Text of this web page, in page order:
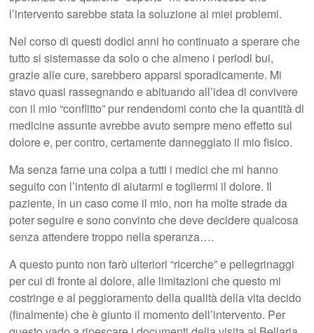
l’intervento sarebbe stata la soluzione ai miei problemi.
Nel corso di questi dodici anni ho continuato a sperare che
tutto si sistemasse da solo o che almeno i periodi bui,
grazie alle cure, sarebbero apparsi sporadicamente. Mi
stavo quasi rassegnando e abituando all’idea di convivere
con il mio “conflitto” pur rendendomi conto che la quantità di
medicine assunte avrebbe avuto sempre meno effetto sul
dolore e, per contro, certamente danneggiato il mio fisico.
Ma senza farne una colpa a tutti i medici che mi hanno
seguito con l’intento di aiutarmi e togliermi il dolore. Il
paziente, in un caso come il mio, non ha molte strade da
poter seguire e sono convinto che deve decidere qualcosa
senza attendere troppo nella speranza….
A questo punto non farò ulteriori “ricerche” e pellegrinaggi
per cui di fronte al dolore, alle limitazioni che questo mi
costringe e al peggioramento della qualità della vita decido
(finalmente) che è giunto il momento dell’intervento. Per